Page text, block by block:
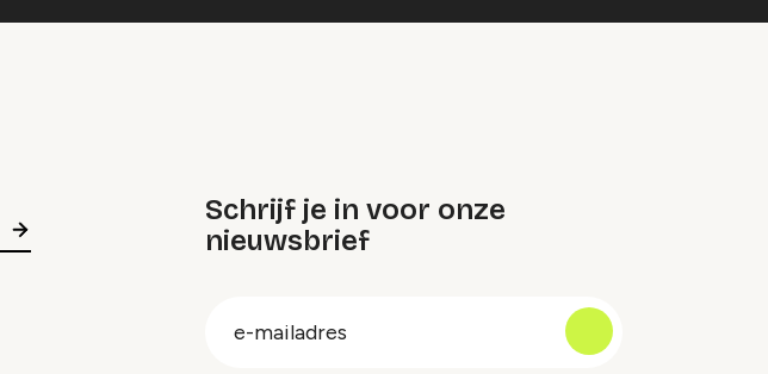
Schrijf je in voor onze
nieuwsbrief